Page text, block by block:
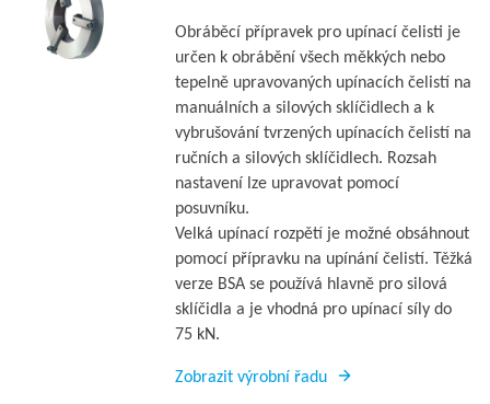
Obráběcí přípravek pro upínací čelisti je
určen k obrábění všech měkkých nebo
tepelně upravovaných upínacích čelistí na
manuálních a silových sklíčidlech a k
vybrušování tvrzených upínacích čelistí na
ručních a silových sklíčidlech. Rozsah
nastavení lze upravovat pomocí
posuvníku.
Velká upínací rozpětí je možné obsáhnout
pomocí přípravku na upínání čelistí. Těžká
verze BSA se používá hlavně pro silová
sklíčidla a je vhodná pro upínací síly do
75 kN.
Zobrazit výrobní řadu